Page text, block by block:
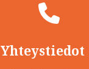
Yhteystiedot